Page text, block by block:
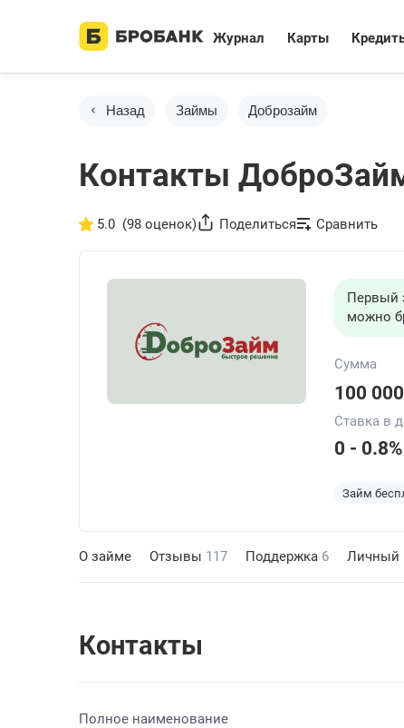
Журнал Карты
Назад Займы Доброзайм
Контакты
5.0 (98 оценок) Поделиться Сравнить
Первый
можно
Сумма
100 000
Ставка в
0 - 0.8%
Займ
О займе Отзывы 117 Поддержка 6 Личный
Контакты
Полное наименование